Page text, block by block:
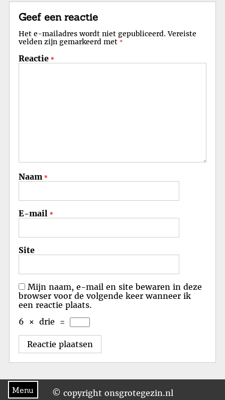
Menu
Geef een reactie
Het e-mailadres wordt niet gepubliceerd. Vereiste
velden zijn gemarkeerd met *
Reactie *
Naam *
E-mail *
Site
Mijn naam, e-mail en site bewaren in deze
browser voor de volgende keer wanneer ik
een reactie plaats.
6 × drie =
© copyright onsgrotegezin.nl